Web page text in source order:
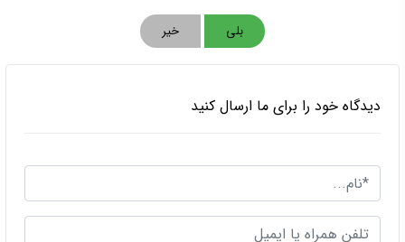
بلی خیر
دیدگاه خود را برای ما ارسال کنید